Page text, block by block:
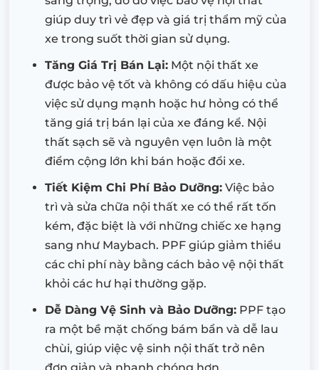
giúp duy trì vẻ đẹp và giá trị thẩm mỹ của
xe trong suốt thời gian sử dụng.
Tăng Giá Trị Bán Lại: Một nội thất xe
được bảo vệ tốt và không có dấu hiệu của
việc sử dụng mạnh hoặc hư hỏng có thể
tăng giá trị bán lại của xe đáng kể. Nội
thất sạch sẽ và nguyên vẹn luôn là một
điểm cộng lớn khi bán hoặc đổi xe.
Tiết Kiệm Chi Phí Bảo Dưỡng: Việc bảo
trì và sửa chữa nội thất xe có thể rất tốn
kém, đặc biệt là với những chiếc xe hạng
sang như Maybach. PPF giúp giảm thiểu
các chi phí này bằng cách bảo vệ nội thất
khỏi các hư hại thường gặp.
Dễ Dàng Vệ Sinh và Bảo Dưỡng: PPF tạo
ra một bề mặt chống bám bẩn và dễ lau
chùi, giúp việc vệ sinh nội thất trở nên
đơn giản và nhanh chóng hơn.